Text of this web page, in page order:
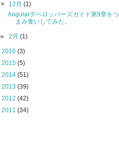
▼ 12月(1)
Angularデベロッパーズガイド第9章をつ
まみ食いしてみた。
►2月(1)
2016 (3)
2015 (5)
2014 (51)
2013 (39)
2012 (42)
2011 (34)